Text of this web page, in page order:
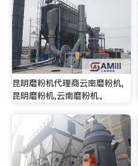
昆明磨粉机代理商云南磨粉机,
昆明磨粉机,云南磨粉机。